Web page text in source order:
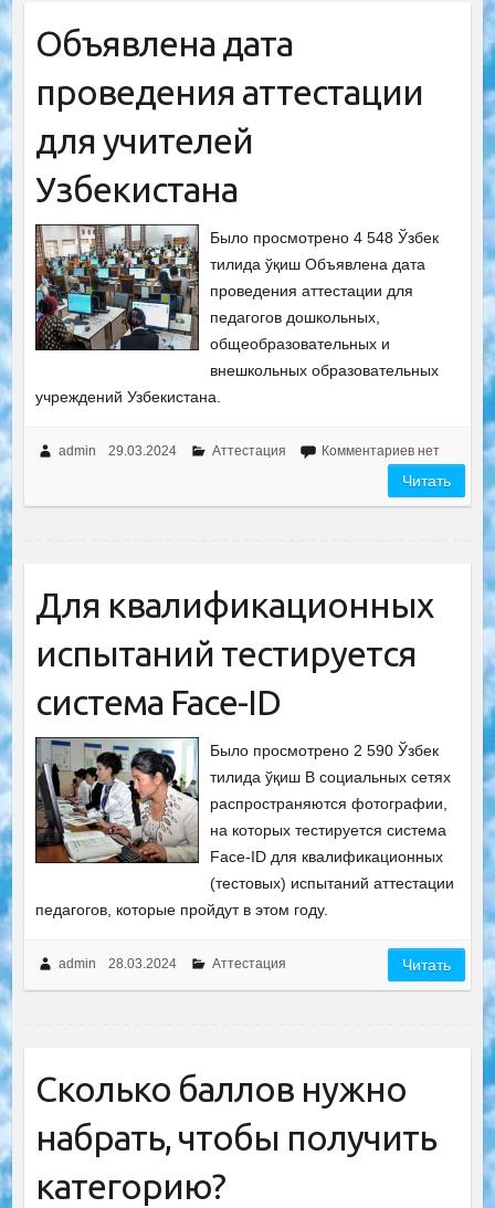
Объявлена дата
проведения аттестации
для учителей
Узбекистана
Было просмотрено 4 548 Ўзбек
тилида ўқиш Объявлена дата
проведения аттестации для
педагогов дошкольных,
общеобразовательных и
внешкольных образовательных
учреждений Узбекистана.
admin 29.03.2024 Аттестация Комментариев нет
Читать
Для квалификационных
испытаний тестируется
система Face-ID
Было просмотрено 2 590 Ўзбек
тилида ўқиш В социальных сетях
распространяются фотографии,
на которых тестируется система
Face-ID для квалификационных
(тестовых) испытаний аттестации
педагогов, которые пройдут в этом году.
admin 28.03.2024 Аттестация Читать
Сколько баллов нужно
набрать, чтобы получить
категорию?